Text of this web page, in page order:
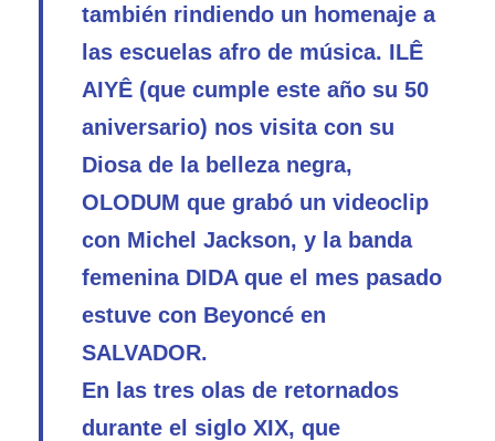
también rindiendo un homenaje a
las escuelas afro de música. ILÊ
AIYÊ (que cumple este año su 50
aniversario) nos visita con su
Diosa de la belleza negra,
OLODUM que grabó un videoclip
con Michel Jackson, y la banda
femenina DIDA que el mes pasado
estuve con Beyoncé en
SALVADOR.
En las tres olas de retornados
durante el siglo XIX, que